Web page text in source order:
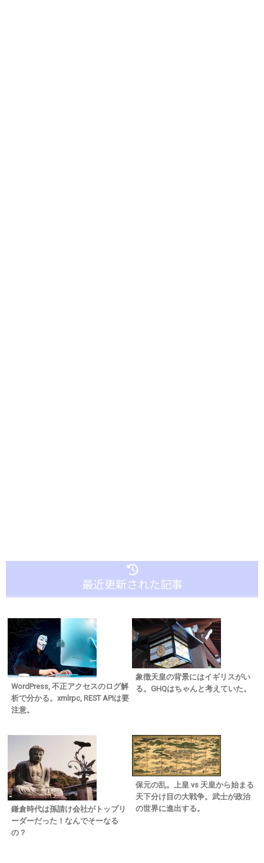
最近更新された記事
WordPress, 不正アクセスのログ解
析で分かる。xmlrpc, REST APIは要
注意。
象徴天皇の背景にはイギリスがい
る。GHQはちゃんと考えていた。
鎌倉時代は孫請け会社がトップリ
ーダーだった！なんでそーなる
の？
保元の乱。上皇 vs 天皇から始まる
天下分け目の大戦争。武士が政治
の世界に進出する。